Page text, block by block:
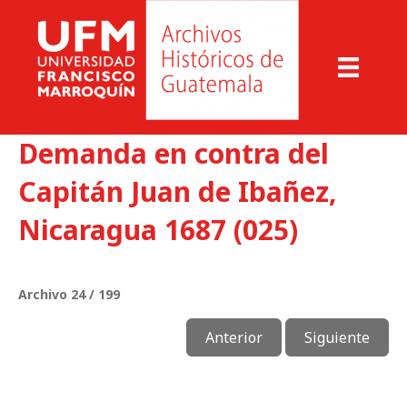
Demanda en contra del
Capitán Juan de Ibañez,
Nicaragua 1687 (025)
Archivo 24 / 199
Anterior Siguiente